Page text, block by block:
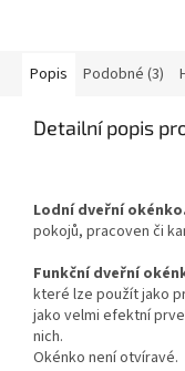
Popis Podobné (3)
Detailní popis
Lodní dveřní okénko.
pokojů, pracoven či
Funkční dveřní
které lze použít jako
jako velmi efektní
nich.
Okénko není otvíravé.